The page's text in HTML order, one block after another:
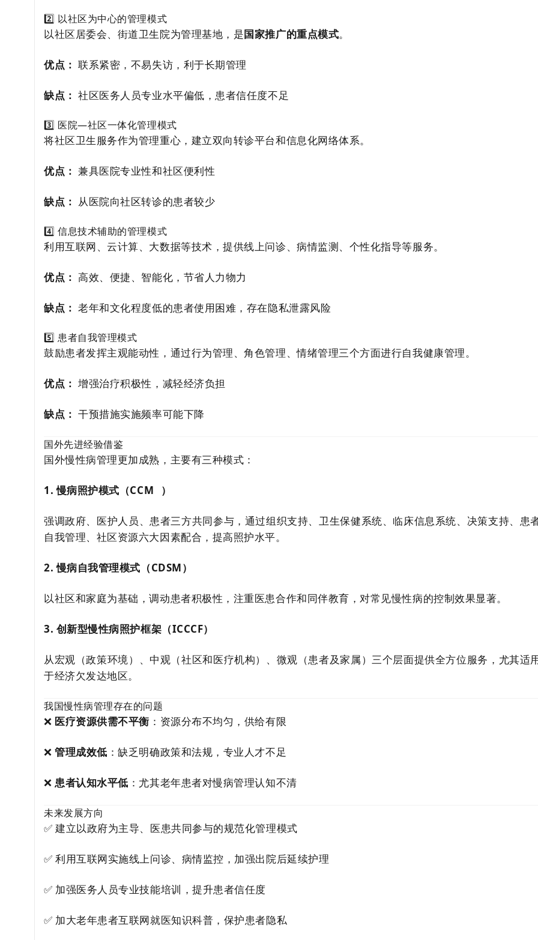
2️⃣ 以社区为中心的管理模式
以社区居委会、街道卫生院为管理基地，是国家推广的重点模式。
优点： 联系紧密，不易失访，利于长期管理
缺点： 社区医务人员专业水平偏低，患者信任度不足
3️⃣ 医院—社区一体化管理模式
将社区卫生服务作为管理重心，建立双向转诊平台和信息化网络体系。
优点： 兼具医院专业性和社区便利性
缺点： 从医院向社区转诊的患者较少
4️⃣ 信息技术辅助的管理模式
利用互联网、云计算、大数据等技术，提供线上问诊、病情监测、个性化指导等服务。
优点： 高效、便捷、智能化，节省人力物力
缺点： 老年和文化程度低的患者使用困难，存在隐私泄露风险
5️⃣ 患者自我管理模式
鼓励患者发挥主观能动性，通过行为管理、角色管理、情绪管理三个方面进行自我健康管理。
优点： 增强治疗积极性，减轻经济负担
缺点： 干预措施实施频率可能下降
国外先进经验借鉴
国外慢性病管理更加成熟，主要有三种模式：
1. 慢病照护模式（CCM ）
强调政府、医护人员、患者三方共同参与，通过组织支持、卫生保健系统、临床信息系统、决策支持、患
自我管理、社区资源六大因素配合，提高照护水平。
2. 慢病自我管理模式（CDSM）
以社区和家庭为基础，调动患者积极性，注重医患合作和同伴教育，对常见慢性病的控制效果显著。
3. 创新型慢性病照护框架（ICCCF）
从宏观（政策环境）、中观（社区和医疗机构）、微观（患者及家属）三个层面提供全方位服务，尤其适
于经济欠发达地区。
我国慢性病管理存在的问题
❌ 医疗资源供需不平衡 ：资源分布不均匀，供给有限
❌管理成效低 ：缺乏明确政策和法规，专业人才不足
❌患者认知水平低 ：尤其老年患者对慢病管理认知不清
未来发展方向
✅ 建立以政府为主导、医患共同参与的规范化管理模式
✅ 利用互联网实施线上问诊、病情监控，加强出院后延续护理
✅ 加强医务人员专业技能培训，提升患者信任度
✅ 加大老年患者互联网就医知识科普，保护患者隐私